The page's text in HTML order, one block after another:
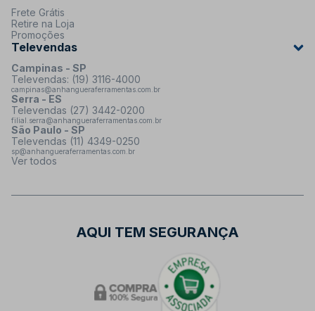
Frete Grátis
Retire na Loja
Promoções
Televendas
Campinas - SP
Televendas: (19) 3116-4000
campinas@anhangueraferramentas.com.br
Serra - ES
Televendas (27) 3442-0200
filial.serra@anhangueraferramentas.com.br
São Paulo - SP
Televendas (11) 4349-0250
sp@anhangueraferramentas.com.br
Ver todos
AQUI TEM SEGURANÇA